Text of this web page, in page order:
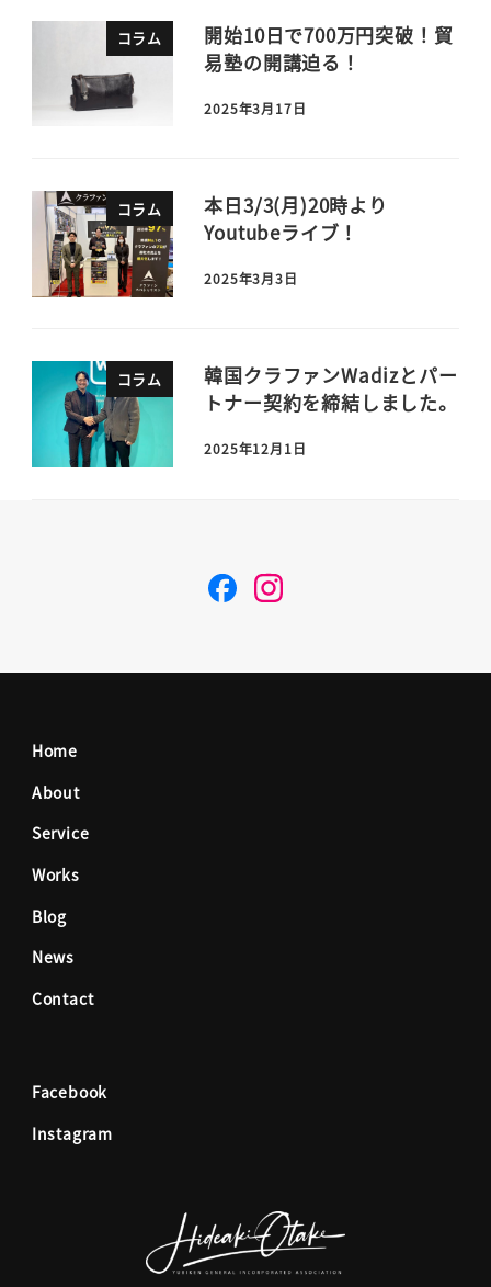
コラム
開始10日で700万円突破！貿
易塾の開講迫る！
2025年3月17日
コラム
本日3/3(月)20時より
Youtubeライブ！
2025年3月3日
コラム
韓国クラファンWadizとパー
トナー契約を締結しました。
2025年12月1日
F I
Home
About
Service
Works
Blog
News
Contact
Facebook
Instagram